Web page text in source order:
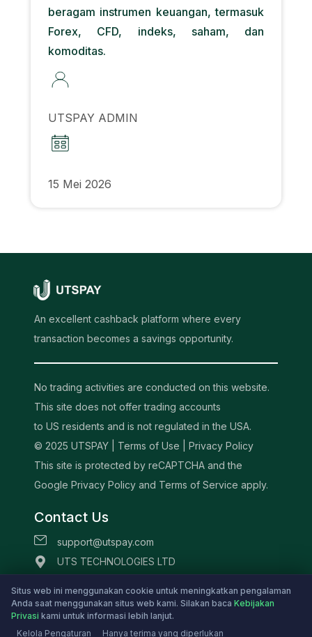
beragam instrumen keuangan, termasuk
Forex, CFD, indeks, saham, dan
komoditas.
UTSPAY ADMIN
15 Mei 2026
An excellent cashback platform where every
transaction becomes a savings opportunity.
No trading activities are conducted on this website.
This site does not offer trading accounts
to US residents and is not regulated in the USA.
© 2025 UTSPAY | Terms of Use
Privacy Policy
This site is protected by reCAPTCHA and the
Google Privacy Policy and Terms of Service apply.
Contact Us
support@utspay.com
UTS TECHNOLOGIES LTD
Kingstown St.Vincent and the Grenadines
Situs web ini menggunakan cookie untuk meningkatkan pengalaman
Anda saat menggunakan situs web kami. Silakan baca Kebijakan
Privasi kami untuk informasi lebih lanjut.
Kelola Pengaturan
Hanya terima yang diperlukan